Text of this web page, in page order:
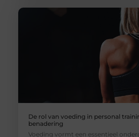
De rol van voeding in personal
benadering
Voeding vormt een essentieel